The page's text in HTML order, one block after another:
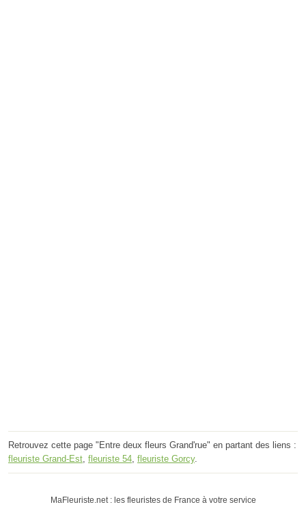
Retrouvez cette page "Entre deux fleurs Grand'rue" en partant des liens :
fleuriste Grand-Est fleuriste 54 fleuriste Gorcy.
MaFleuriste.net : les fleuristes de France à votre service